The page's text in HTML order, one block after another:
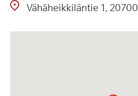
Vähäheikkiläntie 1 20700